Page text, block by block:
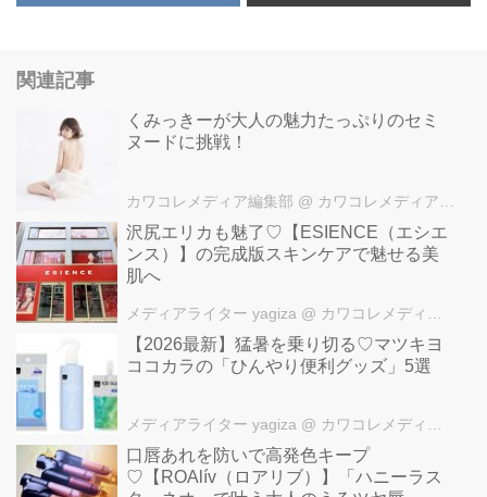
関連記事
くみっきーが大人の魅力たっぷりのセミ
ヌードに挑戦！
カワコレメディア編集部 @ カワコレメディア編集部
沢尻エリカも魅了♡【ESIENCE（エシエ
ンス）】の完成版スキンケアで魅せる美
肌へ
メディアライター yagiza @ カワコレメディア編集部
【2026最新】猛暑を乗り切る♡マツキヨ
ココカラの「ひんやり便利グッズ」5選
メディアライター yagiza @ カワコレメディア編集部
口唇あれを防いで高発色キープ
♡【ROAlív（ロアリブ）】「ハニーラス